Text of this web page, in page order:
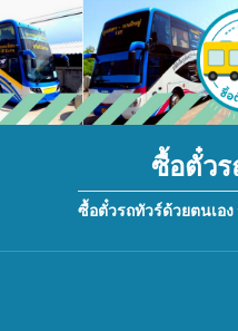
ซื้อตั๋วร
ซื้อตั๋วรถทัวร์ด้วยตนเอง